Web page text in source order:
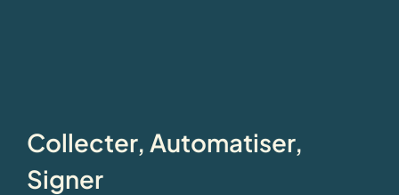
Collecter, Automatiser,
Signer